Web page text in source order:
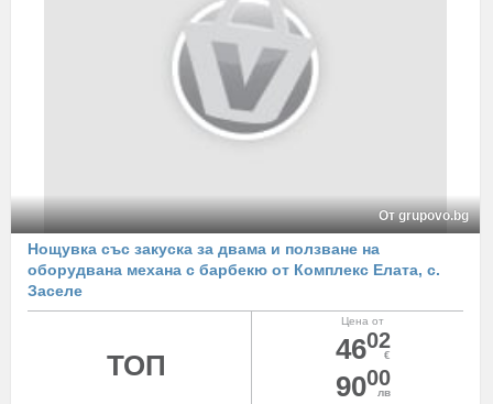
От grupovo.bg
Нощувка със закуска за двама и ползване на
оборудвана механа с барбекю от Комплекс Елата, с.
Заселе
Цена от
4602
€
9000
лв
ТОП